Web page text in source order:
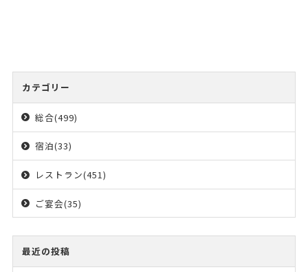
カテゴリー
総合(499)
宿泊(33)
レストラン(451)
ご宴会(35)
最近の投稿